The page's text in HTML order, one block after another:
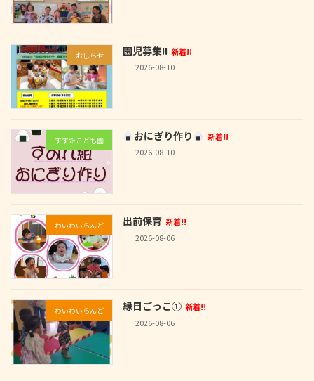
おしらせ 園児募集!! 新着!!
2026-08-10
すずたこども園 おにぎり作り
新着!!
2026-08-10
わいわいらんど 出前保育 新着!!
2026-08-06
わいわいらんど 縁日ごっこ① 新着!!
2026-08-06